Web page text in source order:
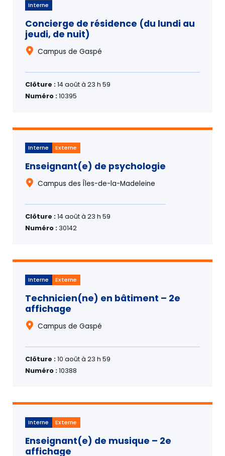
Interne
Concierge de résidence (du lundi au
jeudi, de nuit)
Campus de Gaspé
Clôture :14 août à 23 h 59
Numéro :10395
Interne Externe
Enseignant(e) de psychologie
Campus des Îles-de-la-Madeleine
Clôture :14 août à 23 h 59
Numéro : 30142
Interne Externe
Technicien(ne) en bâtiment – 2e
affichage
Campus de Gaspé
Clôture :10 août à 23 h 59
Numéro :10388
Interne Externe
Enseignant(e) de musique – 2e
affichage